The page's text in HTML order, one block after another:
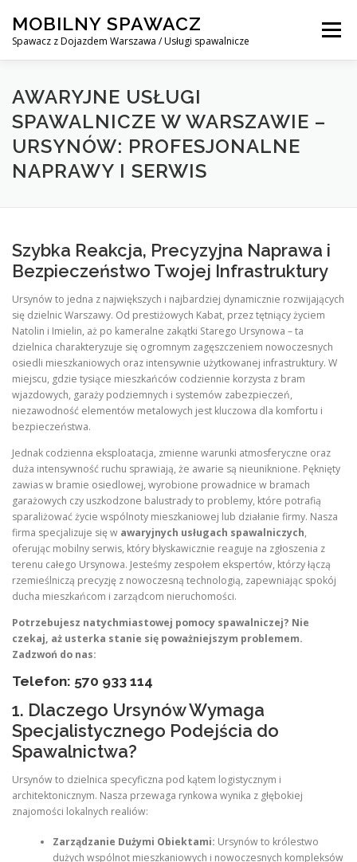
content
MOBILNY SPAWACZ
Spawacz z Dojazdem Warszawa / Usługi spawalnicze
Menu
MOBILNY SPAWACZ WARSZAWA
KONTAKT
AWARYJNE USŁUGI
SPAWALNICZE W WARSZAWIE –
URSYNÓW: PROFESJONALNE
NAPRAWY I SERWIS
Szybka Reakcja, Precyzyjna Naprawa i
Bezpieczeństwo Twojej Infrastruktury
Ursynów to jedna z największych i najbardziej dynamicznie rozwijających
się dzielnic Warszawy. Od prestiżowych Kabat, przez tętniący życiem
Natolin i Imielin, aż po kameralne zakątki Starego Ursynowa – ta
dzielnica charakteryzuje się ogromnym zagęszczeniem nowoczesnych
osiedli mieszkaniowych oraz intensywnie użytkowanej infrastruktury. W
miejscu, gdzie tysiące mieszkańców codziennie korzysta z bram
wjazdowych, garaży podziemnych i systemów zabezpieczeń,
niezawodność elementów metalowych jest kluczowa dla komfortu i
bezpieczeństwa.
Jednak codzienna eksploatacja, zmienne warunki atmosferyczne oraz
duża intensywność ruchu sprawiają, że awarie są nieuniknione. Pęknięty
zawias w bramie osiedlowej, wyrobione prowadnice w bramach
garażowych czy uszkodzone balustrady to problemy, które potrafią
sparaliżować życie wspólnoty mieszkaniowej lub działanie firmy. Nasza
firma specjalizuje się w awaryjnych usługach spawalniczych,
oferując mobilny serwis, który błyskawicznie reaguje na zgłoszenia z
terenu całego Ursynowa. Jesteśmy zespołem ekspertów, którzy łączą
rzemieślniczą precyzję z nowoczesną technologią, zapewniając spokój
ducha mieszkańcom i zarządcom nieruchomości.
Potrzebujesz natychmiastowej pomocy spawalniczej? Nie
czekaj, aż usterka stanie się poważniejszym problemem.
Zadzwoń do nas:
Telefon: 570 933 114
1. Dlaczego Ursynów Wymaga
Specjalistycznego Podejścia do
Spawalnictwa?
Ursynów to dzielnica specyficzna pod kątem logistycznym i
architektonicznym. Nasza przewaga rynkowa wynika z głębokiej
znajomości lokalnych realiów:
Zarządzanie Dużymi Obiektami: Ursynów to królestwo
dużych wspólnot mieszkaniowych i nowoczesnych kompleksów